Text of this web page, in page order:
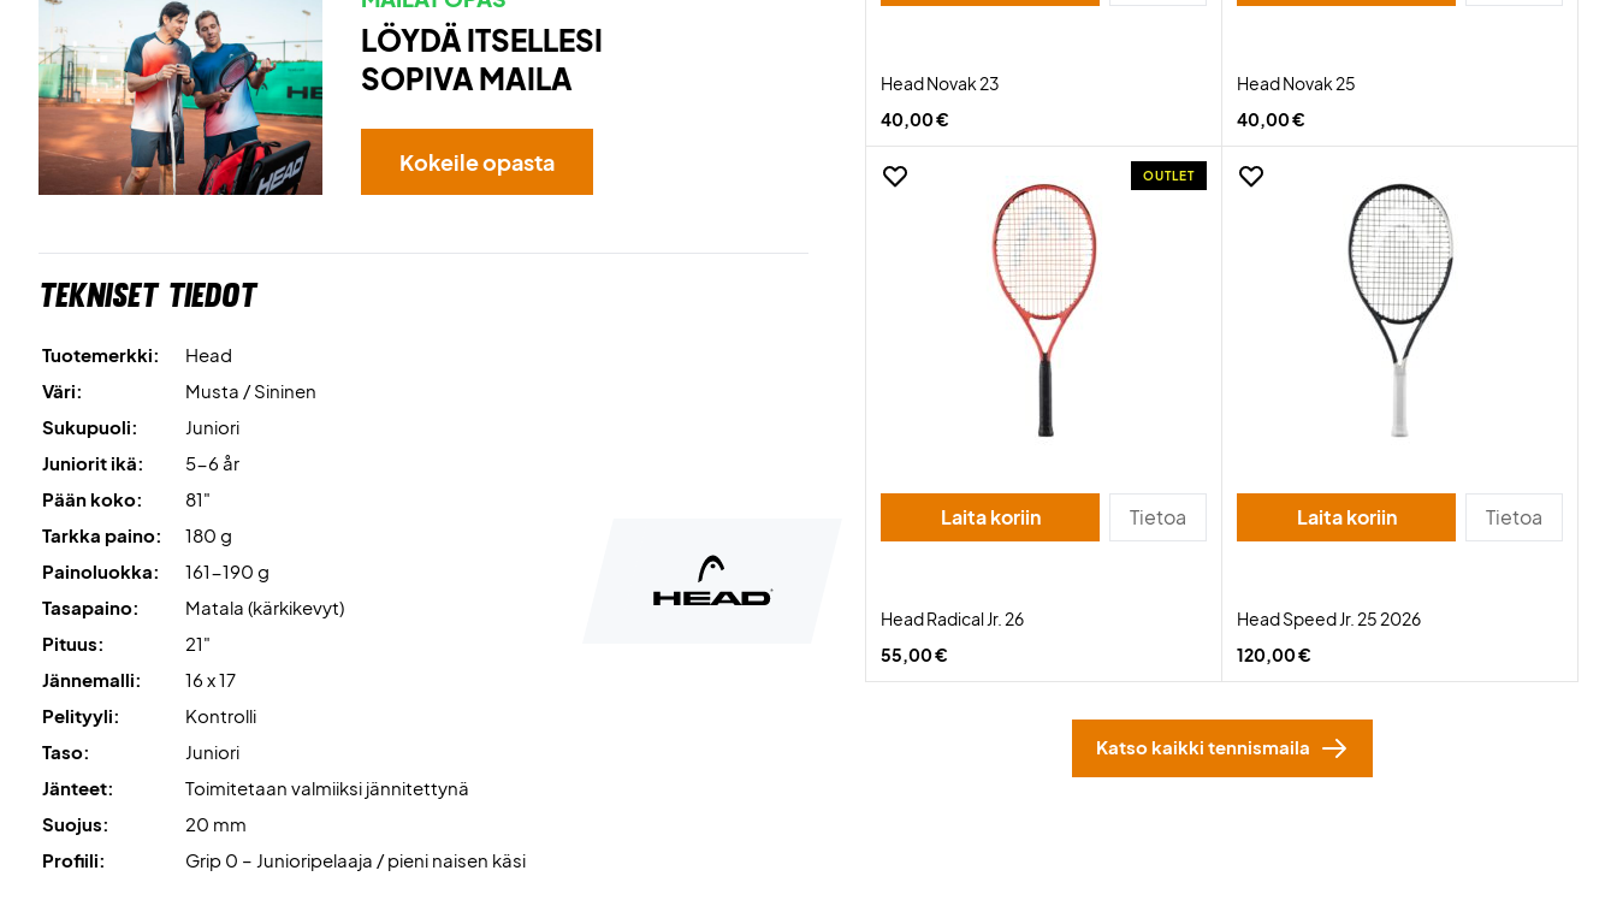
LÖYDÄ ITSELLESI
SOPIVA MAILA
Kokeile opasta
Tekniset tiedot
Tuotemerkki:
Head
Väri:
Musta / Sininen
Sukupuoli:
Juniori
Juniorit ikä:
5-6 år
Pään koko:
81"
Tarkka paino:
180 g
Painoluokka:
161-190 g
Tasapaino:
Matala (kärkikevyt)
Pituus:
21"
Jännemalli:
16 x 17
Pelityyli:
Kontrolli
Taso:
Juniori
Jänteet:
Toimitetaan valmiiksi jännitettynä
Suojus:
20 mm
Profiili:
Grip 0 – Junioripelaaja / pieni naisen käsi
Head Novak 23
40,00 €
Head Novak 25
40,00 €
OUTLET
Laita koriin Tietoa
Head Radical Jr. 26
55,00 €
Laita koriin Tietoa
Head Speed Jr. 25 2026
120,00 €
Katso kaikki tennismaila